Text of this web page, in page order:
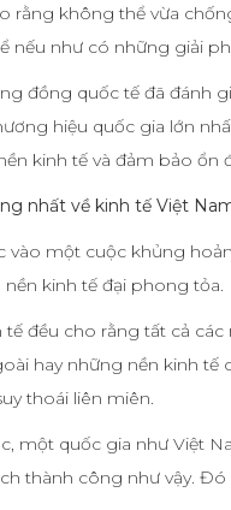
rằng không thể vừa
nếu như có những giải
đồng quốc tế đã đánh
hiệu quốc gia lớn
kinh tế và đảm bảo ổn
nhất về kinh tế Việt
vào một cuộc khủng
kinh tế đại phong tỏa.
tế đều cho rằng tất cả
hay những nền kinh
thoái liên miên.
một quốc gia như Việt
thành công như vậy. Đó